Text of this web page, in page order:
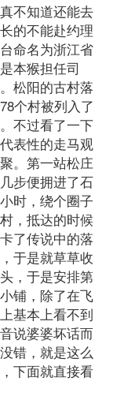
不知道还能去
的不能赴约理
命名为浙江省
本猴担任司
松阳的古村落
个村被列入了
不过看了一下
表性的走马观
。第一站松庄
步便拥进了石
时，绕个圈子
，抵达的时候
了传说中的落
于是就草草收
，于是安排第
铺，除了在飞
基本上看不到
说婆婆坏话而
错，就是这么
下面就直接看